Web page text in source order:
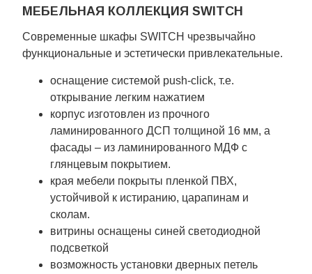
МЕБЕЛЬНАЯ КОЛЛЕКЦИЯ SWITCH
Современные шкафы SWITCH чрезвычайно
функциональные и эстетически привлекательные.
оснащение системой push-click, т.е.
открывание легким нажатием
корпус изготовлен из прочного
ламинированного ДСП толщиной 16 мм, а
фасады – из ламинированного МДФ с
глянцевым покрытием.
края мебели покрыты пленкой ПВХ,
устойчивой к истиранию, царапинам и
сколам.
витрины оснащены синей светодиодной
подсветкой
возможность установки дверных петель